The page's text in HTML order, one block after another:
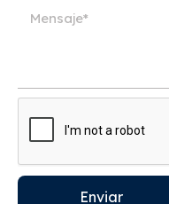
Enviar